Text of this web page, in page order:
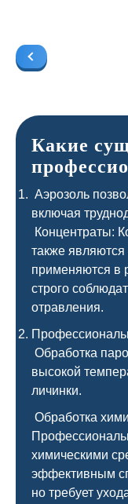
Какие
Аэрозоль
включая
Концентраты:
также
применяются в
строго
отравления.
Обработка
высокой
личинки.
Обработка
химическими
эффективным
но требует